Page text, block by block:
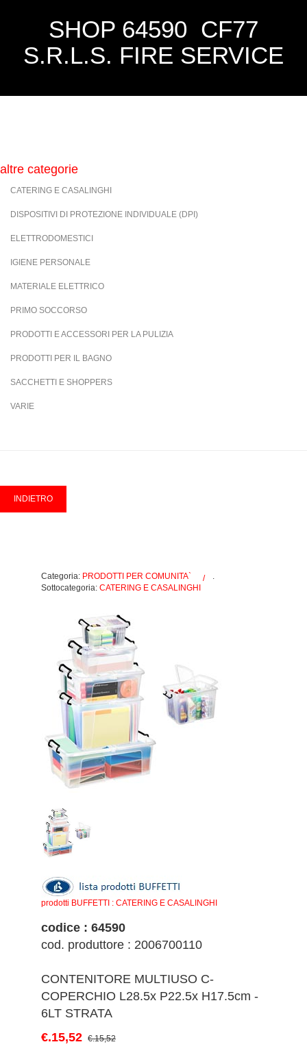
SHOP 64590 CF77
S.R.L.S. FIRE SERVICE
altre categorie
CATERING E CASALINGHI
DISPOSITIVI DI PROTEZIONE INDIVIDUALE (DPI)
ELETTRODOMESTICI
IGIENE PERSONALE
MATERIALE ELETTRICO
PRIMO SOCCORSO
PRODOTTI E ACCESSORI PER LA PULIZIA
PRODOTTI PER IL BAGNO
SACCHETTI E SHOPPERS
VARIE
Categoria: PRODOTTI PER COMUNITA`
Sottocategoria: CATERING E CASALINGHI
prodotti BUFFETTI : CATERING E CASALINGHI
codice : 64590
cod. produttore : 2006700110
CONTENITORE MULTIUSO C-
COPERCHIO L28.5x P22.5x H17.5cm -
6LT STRATA
€.15,52 €.15,52